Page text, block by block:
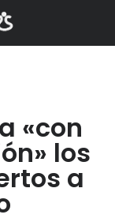
«con
los
a